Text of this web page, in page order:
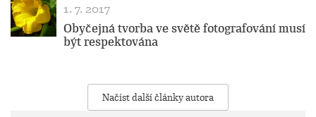
1. 7. 2017
Obyčejná tvorba ve světě fotografování musí
být respektována
Načíst další články autora